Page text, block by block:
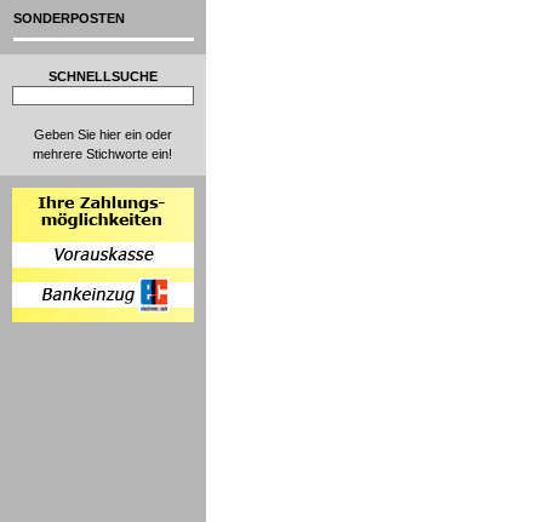
SCHNELLSUCHE
Geben Sie hier ein oder
mehrere Stichworte ein!
SONDERPOSTEN